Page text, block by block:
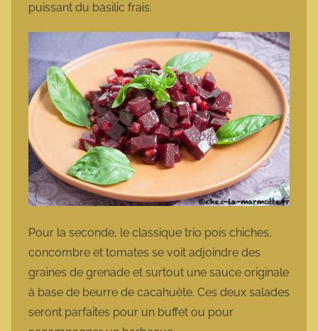
puissant du basilic frais.
Pour la seconde, le classique trio pois chiches,
concombre et tomates se voit adjoindre des
graines de grenade et surtout une sauce originale
à base de beurre de cacahuète. Ces deux salades
seront parfaites pour un buffet ou pour